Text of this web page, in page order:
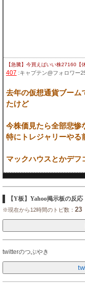
【急騰】今買えばいい株27160【
407 :キャプテン@フォロワー
去年の仮想通貨ブーム
たけど
今株価見たら全部悲惨
特にトレジャリーやる
マックハウスとかデフ
【Y板】Yahoo掲示板の反応
※現在から12時間のトピ数： 23
twitterのつぶやき